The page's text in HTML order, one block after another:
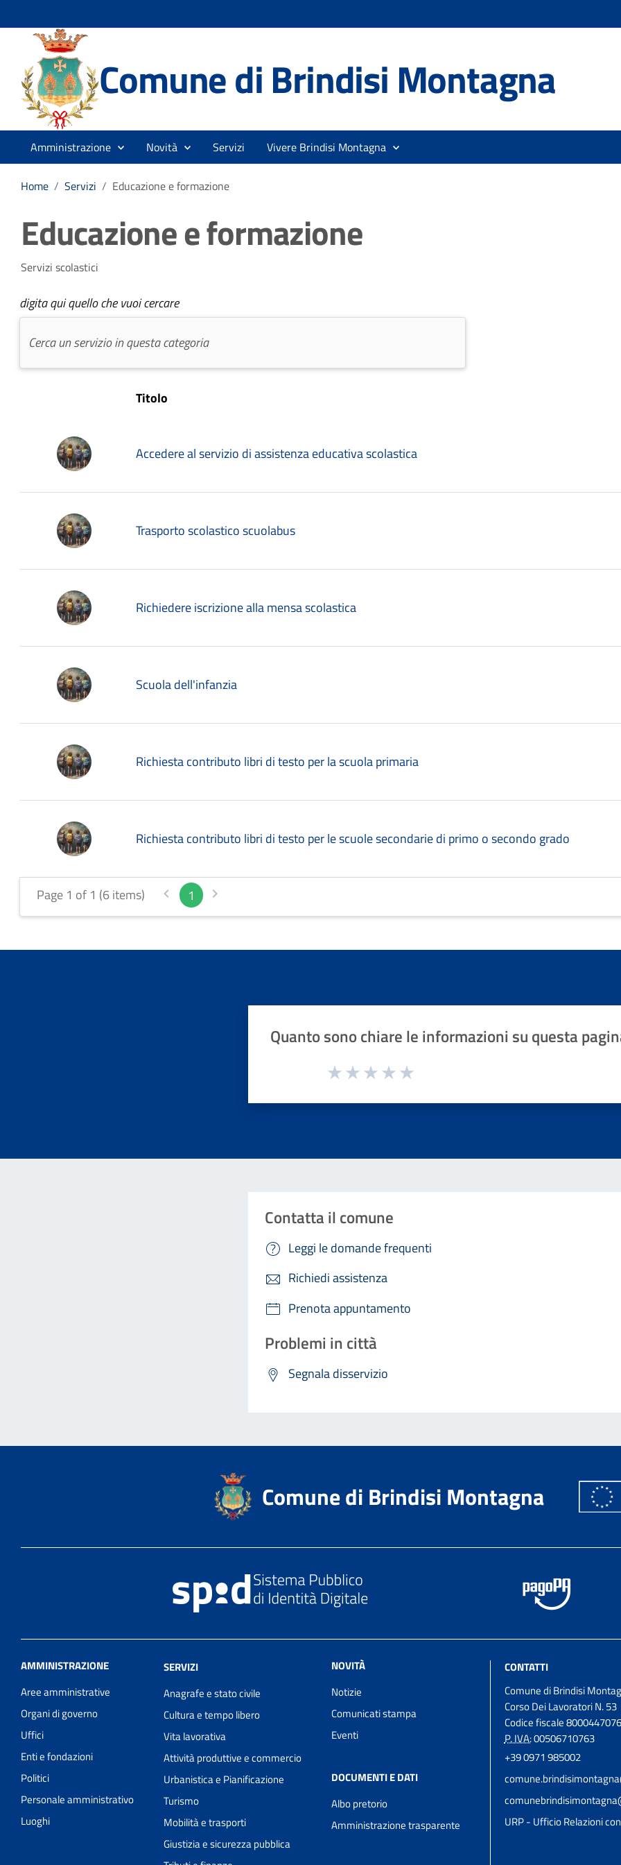
Comune di Brindisi Montagna
Amministrazione Novità Servizi Vivere Brindisi Montagna
Home / Servizi / Educazione e formazione
Educazione e formazione
Servizi scolastici
digita qui quello che vuoi cercare
Titolo
Accedere al servizio di assistenza educativa scolastica
Trasporto scolastico scuolabus
Richiedere iscrizione alla mensa scolastica
Scuola dell'infanzia
Richiesta contributo libri di testo per la scuola primaria
Richiesta contributo libri di testo per le scuole secondarie di primo o secondo grado
Page 1 of 1 (6 items) 1
Quanto sono chiare le informazioni su questa
Valuta da 1 a 5 stelle la pagina
Contatta il comune
Leggi le domande frequenti
Richiedi assistenza
Prenota appuntamento
Problemi in città
Segnala disservizio
Comune di Brindisi Montagna
AMMINISTRAZIONE
Aree amministrative
Organi di governo
Uffici
Enti e fondazioni
Politici
Personale amministrativo
Luoghi
SERVIZI
Anagrafe e stato civile
Cultura e tempo libero
Vita lavorativa
Attività produttive e commercio
Urbanistica e Pianificazione
Turismo
Mobilità e trasporti
Giustizia e sicurezza pubblica
NOVITÀ
Notizie
Comunicati stampa
Eventi
DOCUMENTI E DATI
Albo pretorio
Amministrazione trasparente
CONTATTI
Comune di Brindisi
Corso Dei Lavoratori N. 53
Codice fiscale
P. IVA:00506710763
+39 0971 985002
URP - Ufficio Relazioni